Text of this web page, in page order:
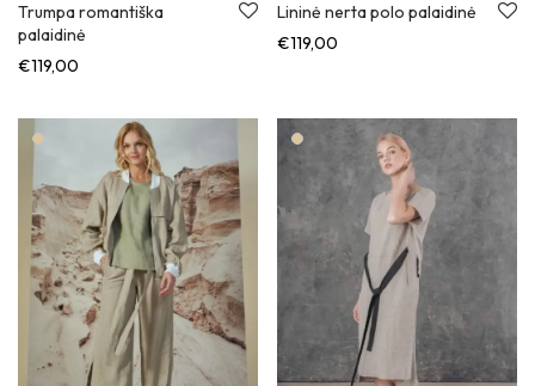
Trumpa romantiška
palaidinė
€119,00
Lininė nerta polo palaidinė
€119,00